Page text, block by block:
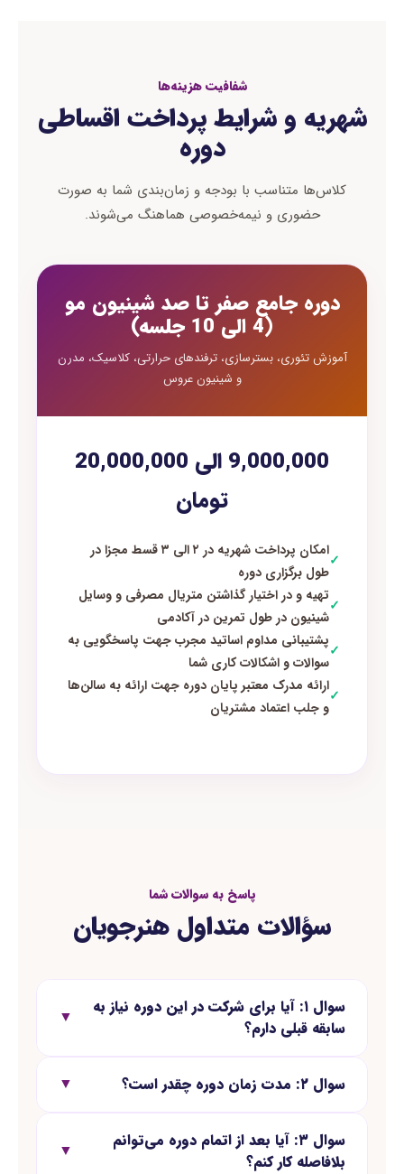
شفافیت هزینه‌ها
شهریه و شرایط پرداخت اقساطی
دوره
کلاس‌ها متناسب با بودجه و زمان‌بندی شما به صورت
حضوری و نیمه‌خصوصی هماهنگ می‌شوند.
دوره جامع صفر تا صد شینیون مو
(4 الی 10 جلسه)
آموزش تئوری، بسترسازی، ترفندهای حرارتی، کلاسیک، مدرن
و شینیون عروس
9,000,000 الی 20,000,000
تومان
✓
امکان پرداخت شهریه در ۲ الی ۳ قسط مجزا در
طول برگزاری دوره
✓
تهیه و در اختیار گذاشتن متریال مصرفی و وسایل
شینیون در طول تمرین در آکادمی
✓
پشتیبانی مداوم اساتید مجرب جهت پاسخگویی به
سوالات و اشکالات کاری شما
✓
ارائه مدرک معتبر پایان دوره جهت ارائه به سالن‌ها
و جلب اعتماد مشتریان
پاسخ به سوالات شما
سؤالات متداول هنرجویان
سوال ۱: آیا برای شرکت در این دوره نیاز به
سابقه قبلی دارم؟
▼
سوال ۲: مدت زمان دوره چقدر است؟ ▼
سوال ۳: آیا بعد از اتمام دوره می‌توانم
بلافاصله کار کنم؟
▼